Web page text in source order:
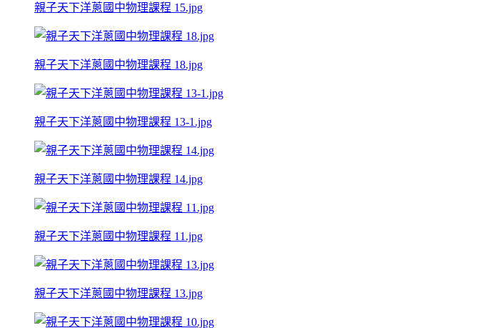
親子天下洋蔥國中物理課程 15.jpg
親子天下洋蔥國中物理課程 18.jpg
親子天下洋蔥國中物理課程 13-1.jpg
親子天下洋蔥國中物理課程 14.jpg
親子天下洋蔥國中物理課程 11.jpg
親子天下洋蔥國中物理課程 13.jpg